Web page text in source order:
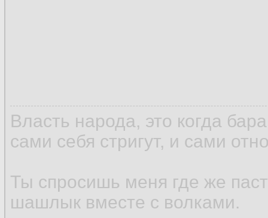
Власть народа, это когда
сами себя стригут, и сами
Ты спросишь меня где же
шашлык вместе с волками.